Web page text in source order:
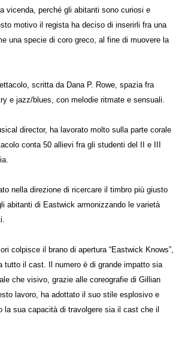
vicenda, perché gli abitanti sono curiosi e
motivo il regista ha deciso di inserirli fra una
una specie di coro greco, al fine di muovere la
scritta da Dana P. Rowe, spazia fra
e jazz/blues, con melodie ritmate e sensuali.
director, ha lavorato molto sulla parte corale
conta 50 allievi fra gli studenti del II e III
nella direzione di ricercare il timbro più giusto
abitanti di Eastwick armonizzando le varietà
colpisce il brano di apertura “Eastwick Knows”,
tutto il cast. Il numero è di grande impatto sia
che visivo, grazie alle coreografie di Gillian
lavoro, ha adottato il suo stile esplosivo e
la sua capacità di travolgere sia il cast che il